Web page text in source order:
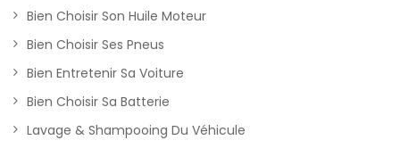
Bien Choisir Son Huile Moteur
Bien Choisir Ses Pneus
Bien Entretenir Sa Voiture
Bien Choisir Sa Batterie
Lavage & Shampooing Du Véhicule